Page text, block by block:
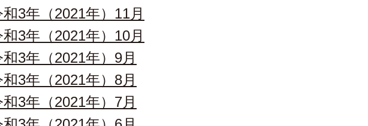
和3年（2021年）11月
和3年（2021年）10月
和3年（2021年）9月
和3年（2021年）8月
和3年（2021年）7月